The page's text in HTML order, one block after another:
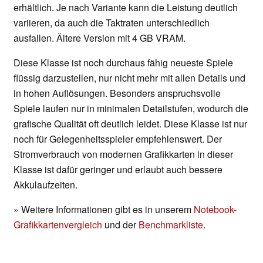
erhältlich. Je nach Variante kann die Leistung deutlich
variieren, da auch die Taktraten unterschiedlich
ausfallen. Ältere Version mit 4 GB VRAM.
Diese Klasse ist noch durchaus fähig neueste Spiele
flüssig darzustellen, nur nicht mehr mit allen Details und
in hohen Auflösungen. Besonders anspruchsvolle
Spiele laufen nur in minimalen Detailstufen, wodurch die
grafische Qualität oft deutlich leidet. Diese Klasse ist nur
noch für Gelegenheitsspieler empfehlenswert. Der
Stromverbrauch von modernen Grafikkarten in dieser
Klasse ist dafür geringer und erlaubt auch bessere
Akkulaufzeiten.
» Weitere Informationen gibt es in unserem Notebook-
Grafikkartenvergleich und derBenchmarkliste.